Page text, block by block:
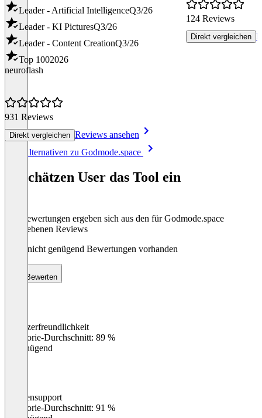
Leader - Artificial IntelligenceQ3/26
Leader - KI PicturesQ3/26
Leader - Content CreationQ3/26
Top 1002026
neuroflash
931 Reviews
Direkt vergleichen Reviews ansehen
124 Reviews
Direkt vergleichen
Alle Alternativen zu Godmode.space
So schätzen User das Tool ein
Die Bewertungen ergeben sich aus den für Godmode.space
abgegebenen Reviews
Noch nicht genügend Bewertungen vorhanden
Bewerten
Benutzerfreundlichkeit
Kategorie-Durchschnitt: 89 %
Ungenügend
Kundensupport
Kategorie-Durchschnitt: 91 %